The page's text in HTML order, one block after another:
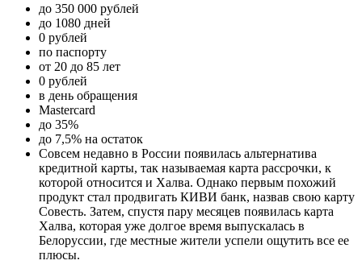
до 350 000 рублей
до 1080 дней
0 рублей
по паспорту
от 20 до 85 лет
0 рублей
в день обращения
Mastercard
до 35%
до 7,5% на остаток
Совсем недавно в России появилась альтернатива
кредитной карты, так называемая карта рассрочки, к
которой относится и Халва. Однако первым похожий
продукт стал продвигать КИВИ банк, назвав свою карту
Совесть. Затем, спустя пару месяцев появилась карта
Халва, которая уже долгое время выпускалась в
Белоруссии, где местные жители успели ощутить все ее
плюсы.